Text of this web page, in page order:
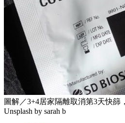
圖解／3+4居家隔離取消第3天快篩
Unsplash by sarah b